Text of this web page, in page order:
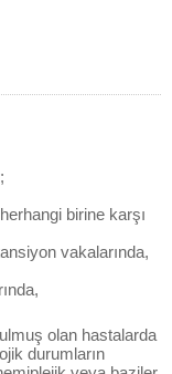
birine karşı
vakalarında,
olan hastalarda
durumların